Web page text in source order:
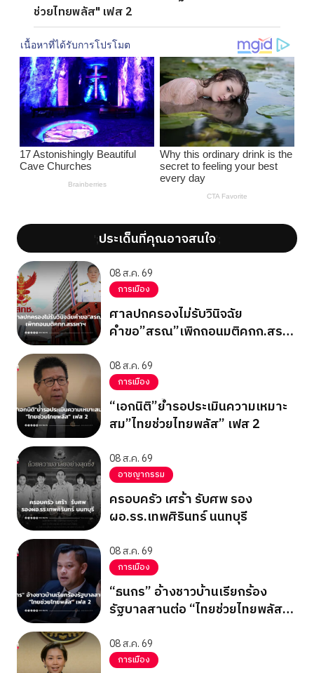
ช่วยไทยพลัส" เฟส 2
';ประเด็นที่คุณอาจสนใจ';
08 ส.ค. 69
การเมือง
ศาลปกครองไม่รับวินิจฉัย
คำขอ”สรณ”เพิกถอนมติคกก.สรร
08 ส.ค. 69
การเมือง
“เอกนิติ”ย้ำรอประเมินความเหมาะ
สม”ไทยช่วยไทยพลัส” เฟส 2
08 ส.ค. 69
อาชญากรรม
ครอบครัว เศร้า รับศพ รอง
ผอ.รร.เทพศิรินทร์ นนทบุรี
08 ส.ค. 69
การเมือง
“ธนกร” อ้างชาวบ้านเรียกร้อง
รัฐบาลสานต่อ “ไทยช่วยไทยพลัส”
08 ส.ค. 69
การเมือง